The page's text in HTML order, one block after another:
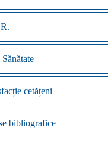
cetățeni
bibliografice